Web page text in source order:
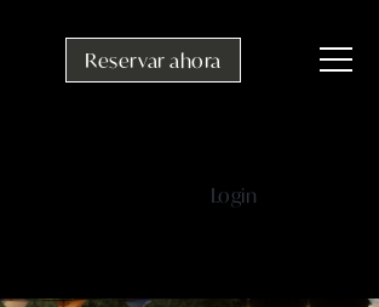
Reservar ahora
Login